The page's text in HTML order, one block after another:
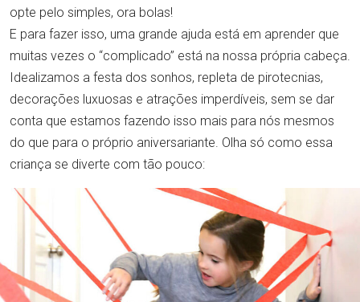
opte pelo simples, ora bolas!
E para fazer isso, uma grande ajuda está em aprender que
muitas vezes o “complicado” está na nossa própria cabeça.
Idealizamos a festa dos sonhos, repleta de pirotecnias,
decorações luxuosas e atrações imperdíveis, sem se dar
conta que estamos fazendo isso mais para nós mesmos
do que para o próprio aniversariante. Olha só como essa
criança se diverte com tão pouco: